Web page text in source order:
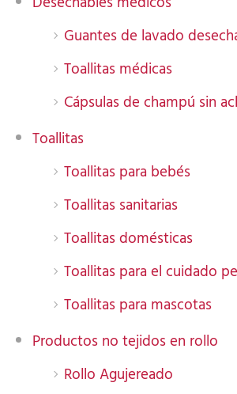
Guantes de lavado
Toallitas médicas
Cápsulas de champú sin
Toallitas
Toallitas para bebés
Toallitas sanitarias
Toallitas domésticas
Toallitas para el cuidado
Toallitas para mascotas
Productos no tejidos en rollo
Rollo Agujereado